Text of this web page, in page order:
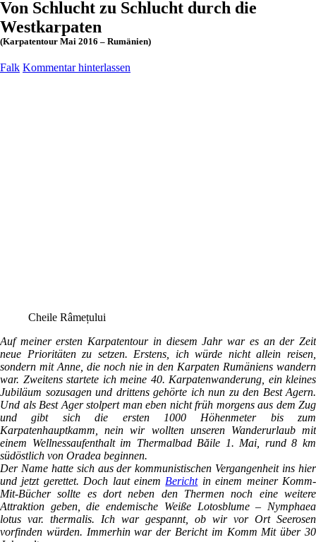
Von Schlucht zu Schlucht durch die
Westkarpaten
(Karpatentour Mai 2016 – Rumänien)
Falk Kommentar hinterlassen
Cheile Râmețului
Auf meiner ersten Karpatentour in diesem Jahr war es an der Zeit
neue Prioritäten zu setzen. Erstens, ich würde nicht allein reisen,
sondern mit Anne, die noch nie in den Karpaten Rumäniens wandern
war. Zweitens startete ich meine 40. Karpatenwanderung, ein kleines
Jubiläum sozusagen und drittens gehörte ich nun zu den Best Agern.
Und als Best Ager stolpert man eben nicht früh morgens aus dem Zug
und gibt sich die ersten 1000 Höhenmeter bis zum
Karpatenhauptkamm, nein wir wollten unseren Wanderurlaub mit
einem Wellnessaufenthalt im Thermalbad Băile 1. Mai, rund 8 km
südöstlich von Oradea beginnen.
Der Name hatte sich aus der kommunistischen Vergangenheit ins hier
und jetzt gerettet. Doch laut einem Berichtin einem meiner Komm-
Mit-Bücher sollte es dort neben den Thermen noch eine weitere
Attraktion geben, die endemische Weiße Lotosblume – Nymphaea
lotus var. thermalis. Ich war gespannt, ob wir vor Ort Seerosen
vorfinden würden. Immerhin war der Bericht im Komm Mit über 30